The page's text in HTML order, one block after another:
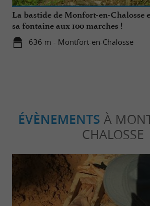
La bastide de Monfort-en-Chalosse
sa fontaine aux 100 marches !
636 m - Montfort-en-Chalosse
ÉVÈNEMENTS À
CHALOSSE